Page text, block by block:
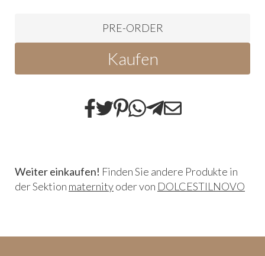
PRE-ORDER
Kaufen
Weiter einkaufen! Finden Sie andere Produkte in
der Sektion maternityoder von DOLCESTILNOVO